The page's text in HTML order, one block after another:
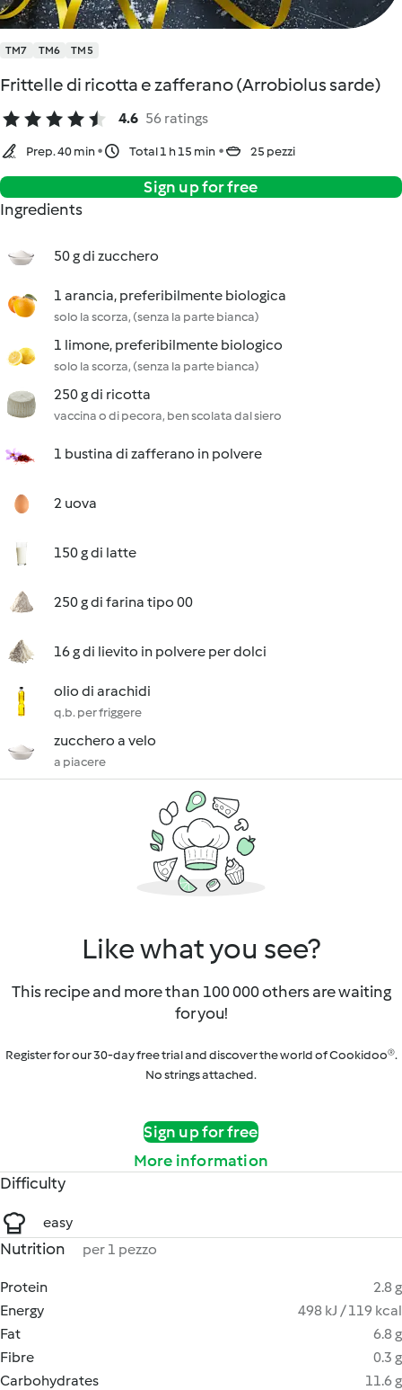
TM7 TM6 TM5
Frittelle di ricotta e zafferano (Arrobiolus sarde)
4.6 56 ratings
Prep. 40 min Total 1 h 15 min 25 pezzi
Sign up for free
Ingredients
50 g di zucchero
1 arancia, preferibilmente biologica
solo la scorza, (senza la parte bianca)
1 limone, preferibilmente biologico
solo la scorza, (senza la parte bianca)
250 g di ricotta
vaccina o di pecora, ben scolata dal siero
1 bustina di zafferano in polvere
2 uova
150 g di latte
250 g di farina tipo 00
16 g di lievito in polvere per dolci
olio di arachidi
q.b. per friggere
zucchero a velo
a piacere
Like what you see?
This recipe and more than 100 000 others are waiting
for you!
Register for our 30-day free trial and discover the world of Cookidoo®.
No strings attached.
Sign up for free
More information
Difficulty
easy
Nutrition per 1 pezzo
Protein
2.8 g
Energy
498 kJ / 119 kcal
Fat
6.8 g
Fibre
0.3 g
Carbohydrates
11.6 g